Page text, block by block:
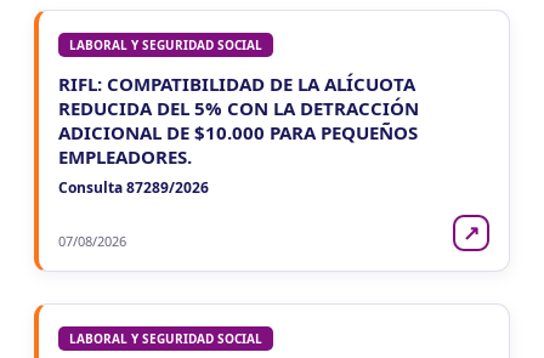
LABORAL Y SEGURIDAD SOCIAL
RIFL: COMPATIBILIDAD DE LA ALÍCUOTA
REDUCIDA DEL 5% CON LA DETRACCIÓN
ADICIONAL DE $10.000 PARA PEQUEÑOS
EMPLEADORES.
Consulta 87289/2026
07/08/2026 ↗
LABORAL Y SEGURIDAD SOCIAL